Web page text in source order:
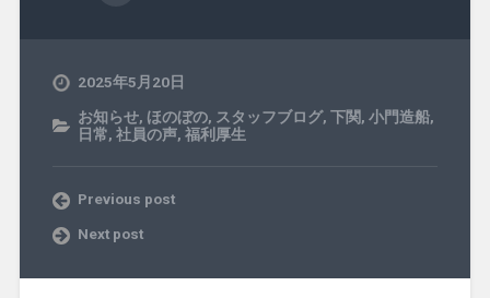
2025年5月20日
お知らせ, ほのぼの, スタッフブログ, 下関, 小門造船,
日常, 社員の声, 福利厚生
Previous post
Next post